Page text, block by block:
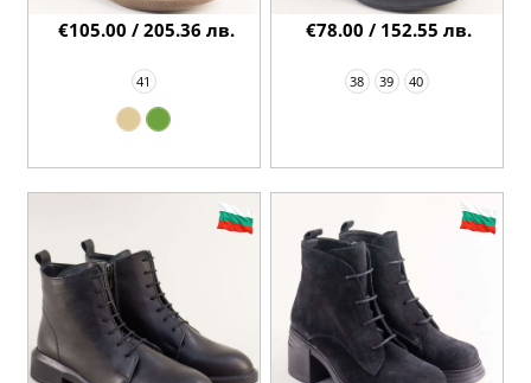
41
€105.00 / 205.36 лв.
38 39 40
€78.00 / 152.55 лв.